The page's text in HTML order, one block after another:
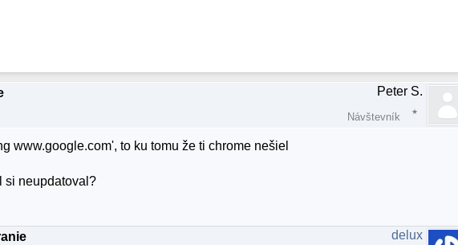
Peter S.
Návštevník
www.google.com', to ku tomu že ti chrome nešiel
si neupdatoval?
delux